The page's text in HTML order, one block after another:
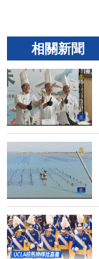
相關新聞